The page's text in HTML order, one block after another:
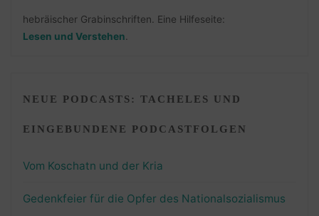
hebräischer Grabinschriften. Eine Hilfeseite:
Lesen und Verstehen
NEUE PODCASTS: TACHELES UND
EINGEBUNDENE PODCASTFOLGEN
Vom Koschatn und der Kria
Gedenkfeier für die Opfer des Nationalsozialismus